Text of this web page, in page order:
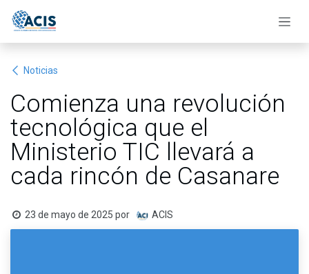
Noticias
Comienza una revolución
tecnológica que el
Ministerio TIC llevará a
cada rincón de Casanare
23 de mayo de 2025 por ACIS